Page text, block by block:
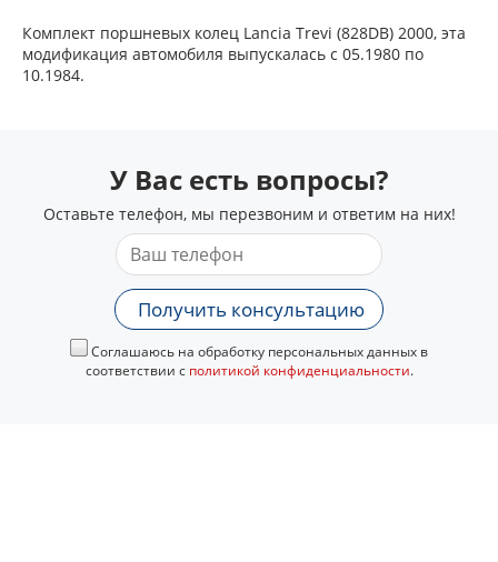
Комплект поршневых колец Lancia Trevi (828DB) 2000, эта
модификация автомобиля выпускалась с 05.1980 по
10.1984.
У Вас есть вопросы?
Оставьте телефон, мы перезвоним и ответим на них!
Получить консультацию
Соглашаюсь на обработку персональных данных в
соответствии с политикой конфиденциальности.